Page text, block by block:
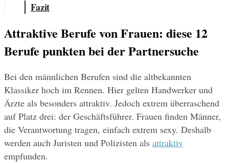
Fazit
Attraktive Berufe von Frauen: diese 12
Berufe punkten bei der Partnersuche
Bei den männlichen Berufen sind die altbekannten
Klassiker hoch im Rennen. Hier gelten Handwerker und
Ärzte als besonders attraktiv. Jedoch extrem überraschend
auf Platz drei: der Geschäftsführer. Frauen finden Männer,
die Verantwortung tragen, einfach extrem sexy. Deshalb
werden auch Juristen und Polizisten als attraktiv
empfunden.